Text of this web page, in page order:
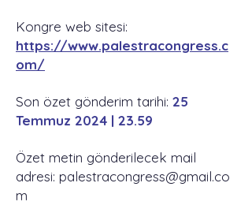
Kongre web sitesi:
https://www.palestracongress.c
om/
Son özet gönderim tarihi: 25
Temmuz 2024 | 23.59
Özet metin gönderilecek mail
adresi: palestracongress@gmail.co
m